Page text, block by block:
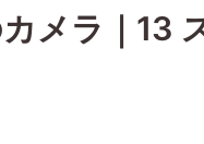
カメラ｜